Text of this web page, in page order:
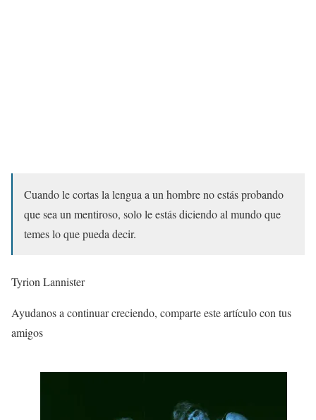
Cuando le cortas la lengua a un hombre no estás probando
que sea un mentiroso, solo le estás diciendo al mundo que
temes lo que pueda decir.
Tyrion Lannister
Ayudanos a continuar creciendo, comparte este artículo con tus
amigos